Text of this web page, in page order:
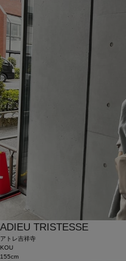
ADIEU TRISTESSE
アトレ吉祥寺
KOU
155cm